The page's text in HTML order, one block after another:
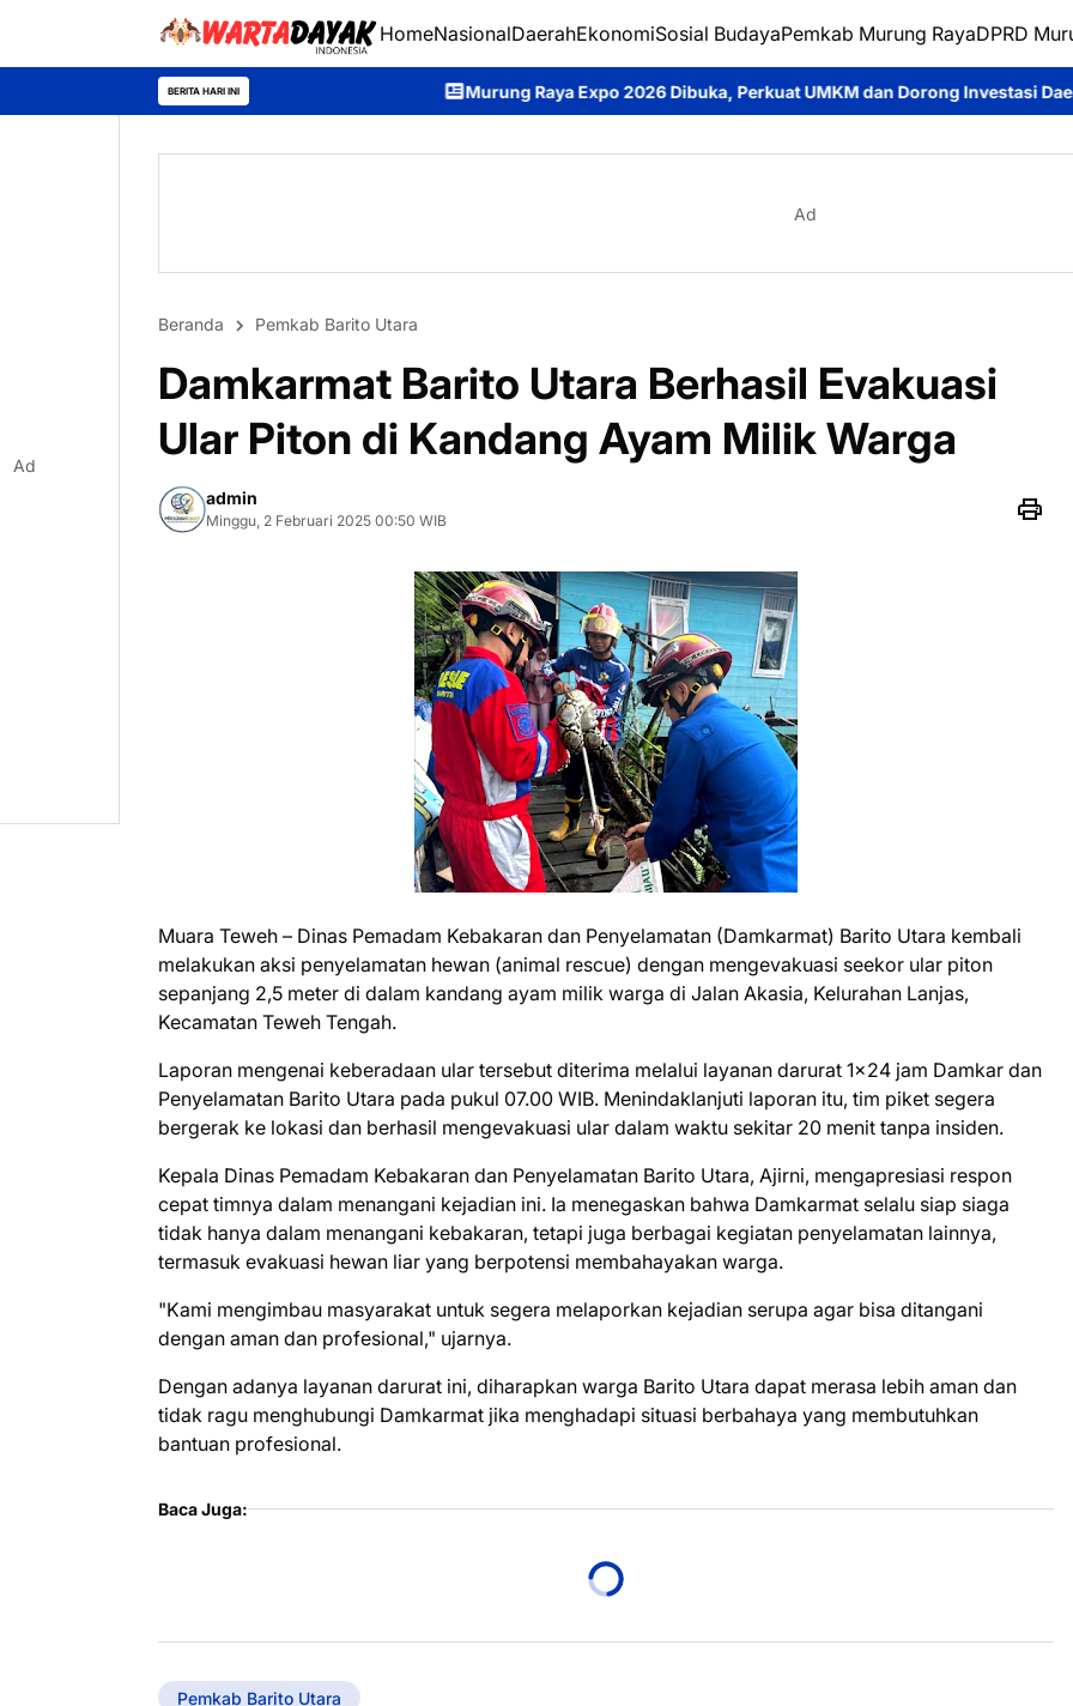
HomeNasionalDaerahEkonomiSosial BudayaPemkab Murung RayaDPRD
BERITA HARI INI Murung Raya Expo 2026 Dibuka, Perkuat UMKM dan Dorong Investasi Daerah Jumat Berkah
Ad
Beranda Pemkab Barito Utara
Damkarmat Barito Utara Berhasil Evakuasi
Ular Piton di Kandang Ayam Milik Warga
admin
Minggu, 2 Februari 2025 00:50 WIB
Muara Teweh – Dinas Pemadam Kebakaran dan Penyelamatan (Damkarmat) Barito Utara kembali
melakukan aksi penyelamatan hewan (animal rescue) dengan mengevakuasi seekor ular piton
sepanjang 2,5 meter di dalam kandang ayam milik warga di Jalan Akasia, Kelurahan Lanjas,
Kecamatan Teweh Tengah.
Laporan mengenai keberadaan ular tersebut diterima melalui layanan darurat 1x24 jam Damkar dan
Penyelamatan Barito Utara pada pukul 07.00 WIB. Menindaklanjuti laporan itu, tim piket segera
bergerak ke lokasi dan berhasil mengevakuasi ular dalam waktu sekitar 20 menit tanpa insiden.
Kepala Dinas Pemadam Kebakaran dan Penyelamatan Barito Utara, Ajirni, mengapresiasi respon
cepat timnya dalam menangani kejadian ini. Ia menegaskan bahwa Damkarmat selalu siap siaga
tidak hanya dalam menangani kebakaran, tetapi juga berbagai kegiatan penyelamatan lainnya,
termasuk evakuasi hewan liar yang berpotensi membahayakan warga.
"Kami mengimbau masyarakat untuk segera melaporkan kejadian serupa agar bisa ditangani
dengan aman dan profesional," ujarnya.
Dengan adanya layanan darurat ini, diharapkan warga Barito Utara dapat merasa lebih aman dan
tidak ragu menghubungi Damkarmat jika menghadapi situasi berbahaya yang membutuhkan
bantuan profesional.
Baca Juga:
Pemkab Barito Utara
Ad